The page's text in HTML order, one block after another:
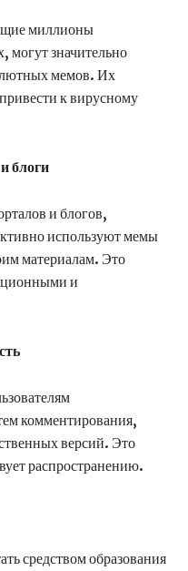
миллионы
могут значительно
мемов. Их
к вирусному
блоги
и блогов,
используют мемы
материалам. Это
и
комментирования,
версий. Это
распространению.
средством образования